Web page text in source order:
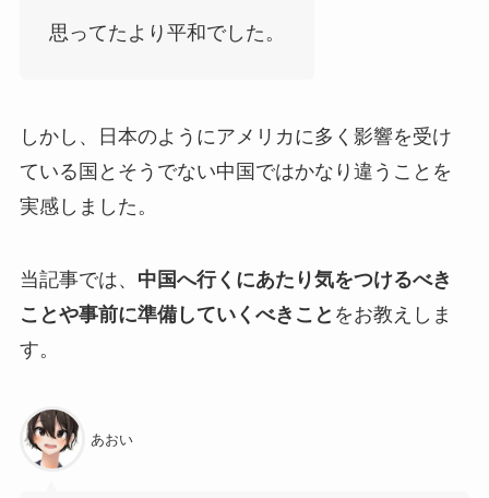
思ってたより平和でした。
しかし、日本のようにアメリカに多く影響を受け
ている国とそうでない中国ではかなり違うことを
実感しました。
当記事では、 中国へ行くにあたり気をつけるべき
ことや事前に準備していくべきこと をお教えしま
す。
あおい